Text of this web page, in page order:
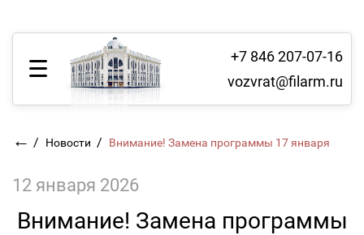
+7 846 207-07-16
vozvrat@filarm.ru
← / Новости / Внимание! Замена программы 17 января
12 января 2026
Внимание! Замена программы